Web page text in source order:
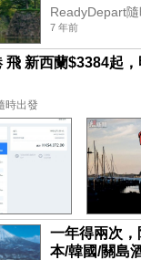
發 – 國泰航空
ReadyDepart
7 年前
飛 新西蘭$3384起
時出發
一年得兩次，
本/韓國/關島